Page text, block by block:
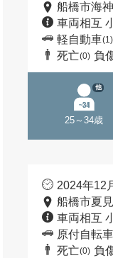
船橋市海
車両相互
軽自動車(1)
死亡(0) 負
25～34歳
他
2024年12
船橋市夏
車両相互
原付自転車
死亡(0) 負